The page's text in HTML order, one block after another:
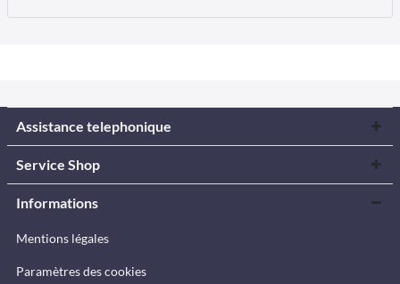
Assistance telephonique
Service Shop
Informations
Mentions légales
Paramètres des cookies